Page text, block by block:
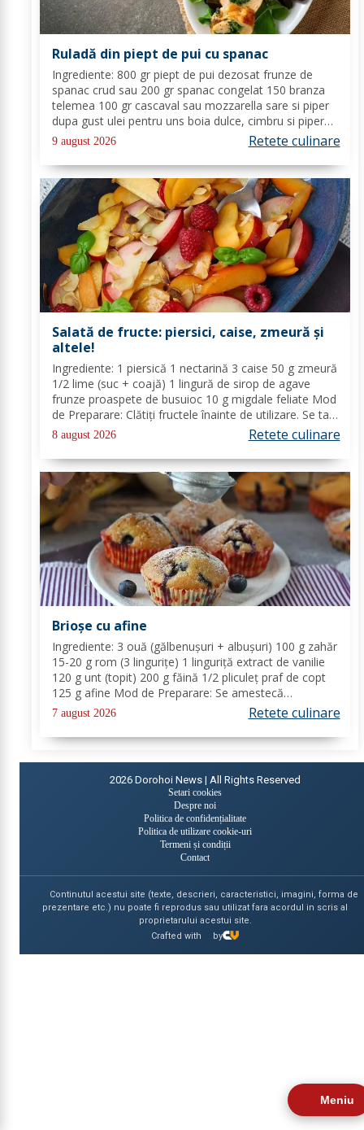
Meniu
Ruladă din piept de pui cu spanac
Ingrediente: 800 gr piept de pui dezosat frunze de
spanac crud sau 200 gr spanac congelat 150 branza
telemea 100 gr cascaval sau mozzarella sare si piper
dupa gust ulei pentru uns boia dulce, cimbru si piper
alb pentru crusta vin alb (150 ml) Mod de Preparare:
Spalam carnea si o tamponam cu un...
9 august 2026 Retete culinare
Salată de fructe: piersici, caise, zmeură și
altele!
Ingrediente: 1 piersică 1 nectarină 3 caise 50 g zmeură
1/2 lime (suc + coajă) 1 lingură de sirop de agave
frunze proaspete de busuioc 10 g migdale feliate Mod
de Preparare: Clătiți fructele înainte de utilizare. Se taie
piersicile, nectarinele și caisele în felii subțiri. Stoarceți
lămâia și...
8 august 2026 Retete culinare
Brioșe cu afine
Ingrediente: 3 ouă (gălbenușuri + albușuri) 100 g zahăr
15-20 g rom (3 lingurițe) 1 linguriță extract de vanilie
120 g unt (topit) 200 g făină 1/2 pliculeț praf de copt
125 g afine Mod de Preparare: Se amestecă
gălbenușurile cu zahărul, romul și vanilia. Se adaugă
untul topit, făina și praful de...
7 august 2026 Retete culinare
2026 Dorohoi News | All Rights Reserved
Setari cookies
Despre noi
Politica de confidențialitate
Politica de utilizare cookie-uri
Termeni și condiții
Contact
Continutul acestui site (texte, descrieri, caracteristici, imagini, forma de
prezentare etc.) nu poate fi reprodus sau utilizat fara acordul in scris al
proprietarului acestui site.
Crafted with
by